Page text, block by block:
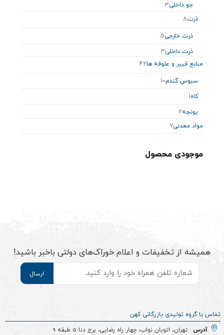
جو داخلی3
ذرت8
ذرت خارجی5
ذرت داخلی3
منابع فیبر و علوفه‌ ها42
سبوس گندم10
کاه1
یونجه2
مواد معدنی7
موجودی محصول
همیشه از تخفیفات و اعلام خوراک‌های دولتی باخبر باشید!
تماس با گروه تولیدی بازرگانی کهن
آدرس : تهران، اتوبان نواب، چهار راه رضایی، برج دنا 5 طبقه 9